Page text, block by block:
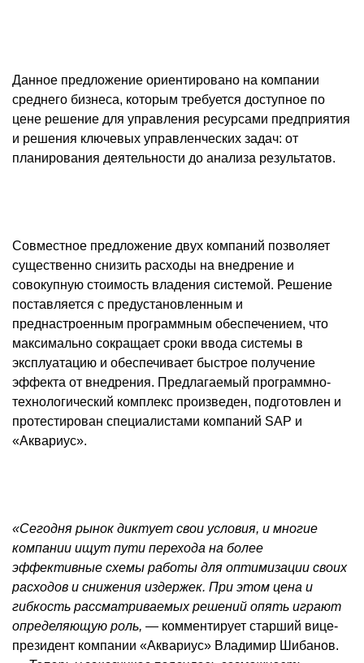
Данное предложение ориентировано на компании
среднего бизнеса, которым требуется доступное по
цене решение для управления ресурсами предприятия
и решения ключевых управленческих задач: от
планирования деятельности до анализа результатов.
Совместное предложение двух компаний позволяет
существенно снизить расходы на внедрение и
совокупную стоимость владения системой. Решение
поставляется с предустановленным и
преднастроенным программным обеспечением, что
максимально сокращает сроки ввода системы в
эксплуатацию и обеспечивает быстрое получение
эффекта от внедрения. Предлагаемый программно-
технологический комплекс произведен, подготовлен и
протестирован специалистами компаний SAP и
«Аквариус».
«Сегодня рынок диктует свои условия, и многие
компании ищут пути перехода на более
эффективные схемы работы для оптимизации своих
расходов и снижения издержек. При этом цена и
гибкость рассматриваемых решений опять играют
определяющую роль, — комментирует старший вице-
президент компании «Аквариус» Владимир Шибанов.